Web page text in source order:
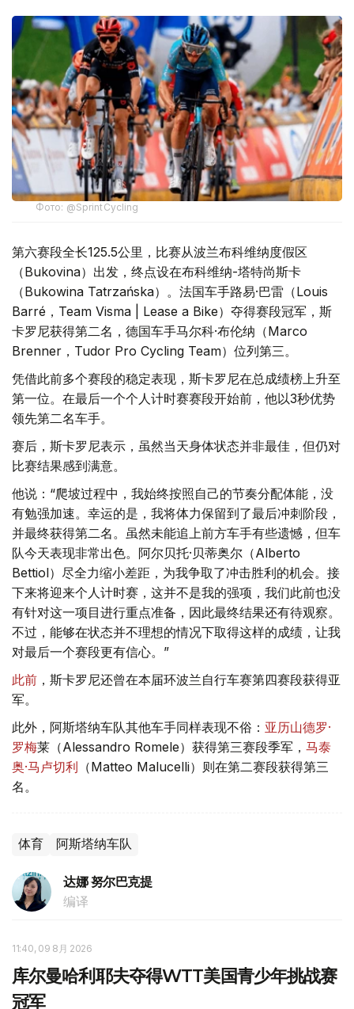
Фото: @SprintCycling
第六赛段全长125.5公里，比赛从波兰布科维纳度假区
（Bukovina）出发，终点设在布科维纳-塔特尚斯卡
（Bukowina Tatrzańska）。法国车手路易·巴雷（Louis
Barré，Team Visma | Lease a Bike）夺得赛段冠军，斯
卡罗尼获得第二名，德国车手马尔科·布伦纳（Marco
Brenner，Tudor Pro Cycling Team）位列第三。
凭借此前多个赛段的稳定表现，斯卡罗尼在总成绩榜上升至
第一位。在最后一个个人计时赛赛段开始前，他以3秒优势
领先第二名车手。
赛后，斯卡罗尼表示，虽然当天身体状态并非最佳，但仍对
比赛结果感到满意。
他说：“爬坡过程中，我始终按照自己的节奏分配体能，没
有勉强加速。幸运的是，我将体力保留到了最后冲刺阶段，
并最终获得第二名。虽然未能追上前方车手有些遗憾，但车
队今天表现非常出色。阿尔贝托·贝蒂奥尔（Alberto
Bettiol）尽全力缩小差距，为我争取了冲击胜利的机会。接
下来将迎来个人计时赛，这并不是我的强项，我们此前也没
有针对这一项目进行重点准备，因此最终结果还有待观察。
不过，能够在状态并不理想的情况下取得这样的成绩，让我
对最后一个赛段更有信心。”
此前 ，斯卡罗尼还曾在本届环波兰自行车赛第四赛段获得亚
军。
此外，阿斯塔纳车队其他车手同样表现不俗： 亚历山德罗·
罗梅莱（Alessandro Romele）获得第三赛段季军， 马泰
奥·马卢切利 （Matteo Malucelli）则在第二赛段获得第三
名。
体育 阿斯塔纳车队
达娜 努尔巴克提
编译
11:40, 09 8月 2026
库尔曼哈利耶夫夺得WTT美国青少年挑战赛
冠军